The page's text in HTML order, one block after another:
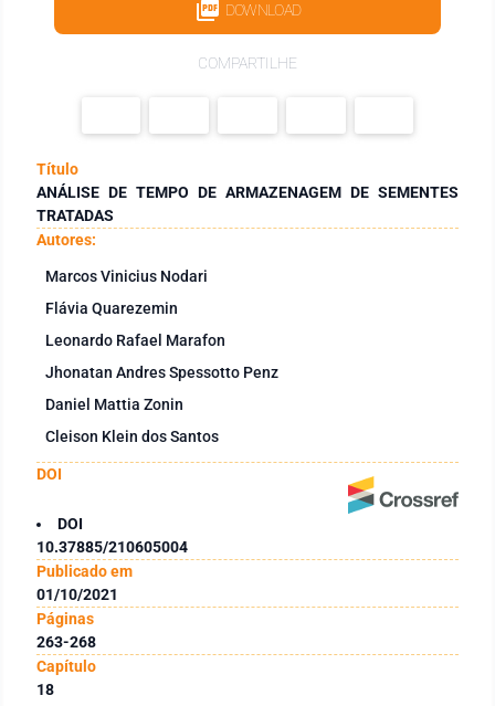
DOWNLOAD
COMPARTILHE
Título
ANÁLISE DE TEMPO DE ARMAZENAGEM DE SEMENTES
TRATADAS
Autores:
Marcos Vinicius Nodari
Flávia Quarezemin
Leonardo Rafael Marafon
Jhonatan Andres Spessotto Penz
Daniel Mattia Zonin
Cleison Klein dos Santos
DOI
DOI
10.37885/210605004
Publicado em
01/10/2021
Páginas
263-268
Capítulo
18